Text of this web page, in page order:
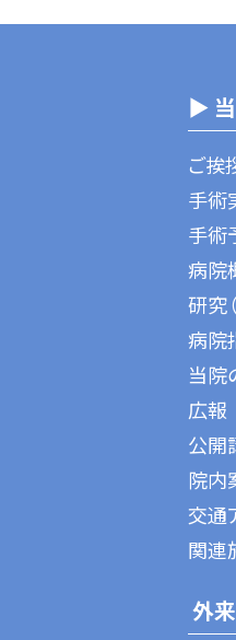
▶
ご挨
手術
手術
病院
研究
病院
当院
広報
公開
院内
交通
関連
外